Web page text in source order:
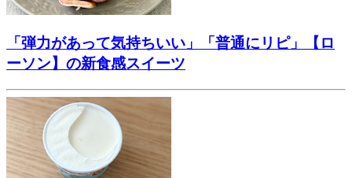
「弾力があって気持ちいい」「普通にリピ」【ロ
ーソン】の新食感スイーツ